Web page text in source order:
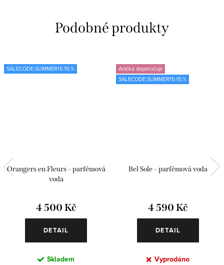
SALECODE:SUMMER15:15:%
Orangers en Fleurs – parfémová
voda
4 500 Kč
DETAIL
Skladem
Anička doporučuje
SALECODE:SUMMER15:15:%
Bel Sole – parfémová voda
4 590 Kč
DETAIL
Vyprodáno